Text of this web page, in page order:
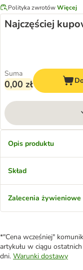
Polityka zwrotówWięcej
Najczęściej
Suma
0,00 zł
Opis produktu
Skład
Zalecenia żywieniowe
*"Cena wcześniej"
artykułu w ciągu
dni. Warunki dostawy